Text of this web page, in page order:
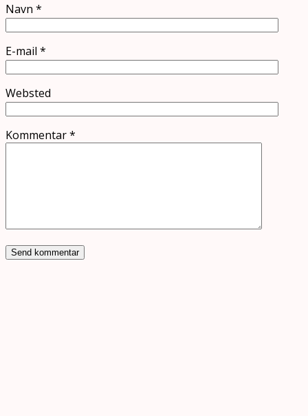
Navn *
E-mail *
Websted
Kommentar*